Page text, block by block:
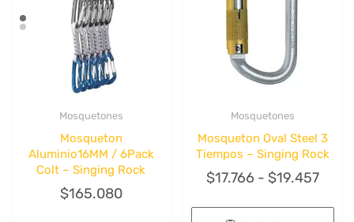
Mosquetones
Mosqueton
Aluminio16MM / 6Pack
Colt – Singing Rock
$165.080
Mosquetones
Mosqueton Oval Steel 3
Tiempos – Singing Rock
$17.766 - $19.457